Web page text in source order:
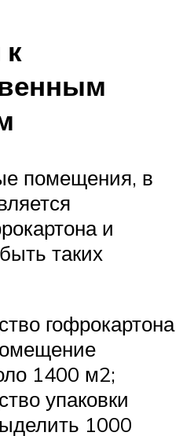
помещения, в
и
таких
гофрокартона
1400 м2;
упаковки
1000